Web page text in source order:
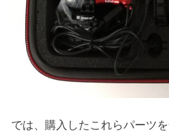
では、購入したこれらパーツ